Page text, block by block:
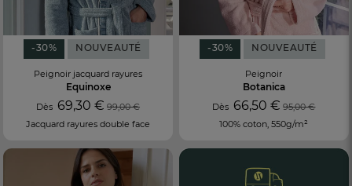
AT
-30% NOUVEAUTÉ
Peignoir jacquard rayures
Equinoxe
Dès 69,30 € 99,00 €
Jacquard rayures double face
-30% NOUVEAUTÉ
Peignoir
Botanica
Dès 66,50 € 95,00 €
100% coton, 550g/m²